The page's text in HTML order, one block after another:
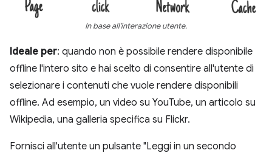
In base all'interazione utente.
Ideale per: quando non è possibile rendere disponibile
offline l'intero sito e hai scelto di consentire all'utente di
selezionare i contenuti che vuole rendere disponibili
offline. Ad esempio, un video su YouTube, un articolo su
Wikipedia, una galleria specifica su Flickr.
Fornisci all'utente un pulsante "Leggi in un secondo